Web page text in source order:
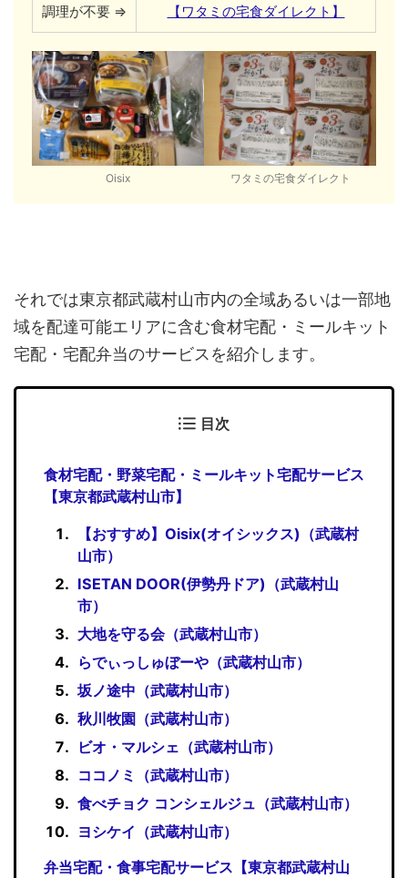
調理が不要 ⇒ 【ワタミの宅食ダイレクト】
Oisix ワタミの宅食ダイレクト
それでは東京都武蔵村山市内の全域あるいは一部地
域を配達可能エリアに含む食材宅配・ミールキット
宅配・宅配弁当のサービスを紹介します。
目次
食材宅配・野菜宅配・ミールキット宅配サービス
【東京都武蔵村山市】
【おすすめ】Oisix(オイシックス)（武蔵村
山市）
ISETAN DOOR(伊勢丹ドア)（武蔵村山
市）
大地を守る会（武蔵村山市）
らでぃっしゅぼーや（武蔵村山市）
坂ノ途中（武蔵村山市）
秋川牧園（武蔵村山市）
ビオ・マルシェ（武蔵村山市）
ココノミ（武蔵村山市）
食べチョク コンシェルジュ（武蔵村山市）
ヨシケイ（武蔵村山市）
弁当宅配・食事宅配サービス【東京都武蔵村山